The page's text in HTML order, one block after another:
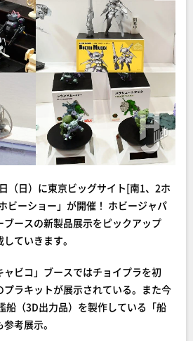
（日）に東京ビッグサイト[南1、2ホ
ビーショー」が開催！ ホビージャパ
ブースの新製品展示をピックアップ
ていきます。
ビコ」ブースではチョイプラを初
ラキットが展示されている。また今
船（3D出力品）を製作している「船
考展示。